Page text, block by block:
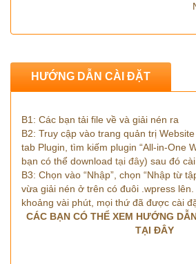
HƯỚNG DẪN CÀI ĐẶT
B1: Các bạn tải file về và giải nén ra
B2: Truy cập vào trang quản trị
tab Plugin, tìm kiếm plugin “All-in-One
bạn có thể download tại đây) sau đó
B3: Chọn vào “Nhập”, chọn “Nhập từ
vừa giải nén ở trên có đuôi .wpress
khoảng vài phút, mọi thứ đã được cài
CÁC BẠN CÓ THỂ XEM HƯỚNG
TẠI ĐÂY